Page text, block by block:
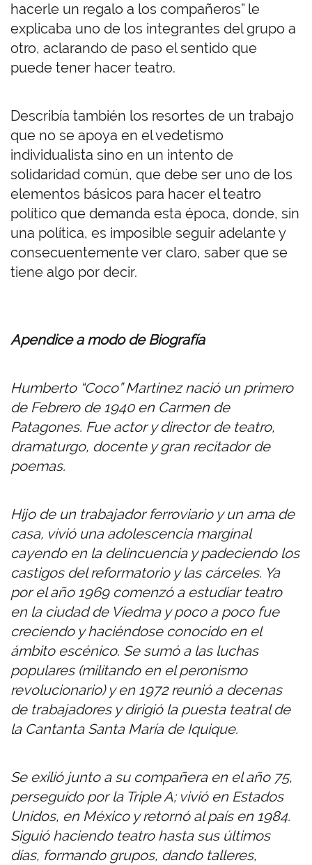
hacerle un regalo a los compañeros” le
explicaba uno de los integrantes del grupo a
otro, aclarando de paso el sentido que
puede tener hacer teatro.
Describía también los resortes de un trabajo
que no se apoya en el vedetismo
individualista sino en un intento de
solidaridad común, que debe ser uno de los
elementos básicos para hacer el teatro
político que demanda esta época, donde, sin
una política, es imposible seguir adelante y
consecuentemente ver claro, saber que se
tiene algo por decir.
Apendice a modo de Biografía
Humberto “Coco” Martinez nació un primero
de Febrero de 1940 en Carmen de
Patagones. Fue actor y director de teatro,
dramaturgo, docente y gran recitador de
poemas.
Hijo de un trabajador ferroviario y un ama de
casa, vivió una adolescencia marginal
cayendo en la delincuencia y padeciendo los
castigos del reformatorio y las cárceles. Ya
por el año 1969 comenzó a estudiar teatro
en la ciudad de Viedma y poco a poco fue
creciendo y haciéndose conocido en el
ámbito escénico. Se sumó a las luchas
populares (militando en el peronismo
revolucionario) y en 1972 reunió a decenas
de trabajadores y dirigió la puesta teatral de
la Cantanta Santa María de Iquique.
Se exilió junto a su compañera en el año 75,
perseguido por la Triple A; vivió en Estados
Unidos, en México y retornó al país en 1984.
Siguió haciendo teatro hasta sus últimos
días, formando grupos, dando talleres,